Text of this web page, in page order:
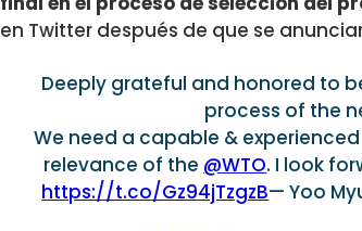
en Twitter después de que se
Deeply grateful and honored to
process of the
We need a capable &
relevance of the @WTO. I look
https://t.co/Gz94jTzgzB— Yoo